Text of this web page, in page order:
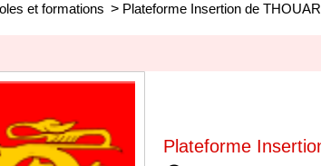
et formations > Plateforme Insertion de
Plateforme